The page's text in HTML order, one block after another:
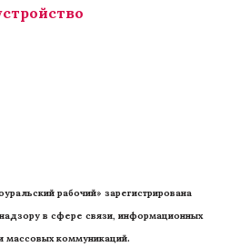
рабочий» зарегистрирована
в сфере связи, информационных
массовых коммуникаций.